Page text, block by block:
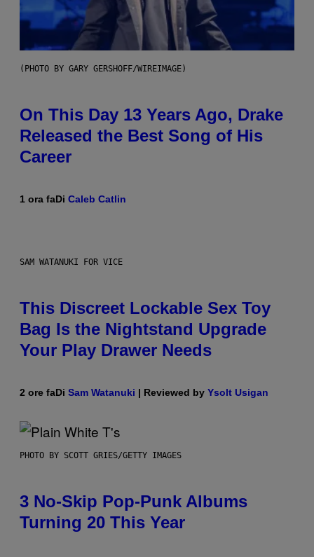
(PHOTO BY GARY GERSHOFF/WIREIMAGE)
On This Day 13 Years Ago, Drake
Released the Best Song of His
Career
1 ora faDi Caleb Catlin
SAM WATANUKI FOR VICE
This Discreet Lockable Sex Toy
Bag Is the Nightstand Upgrade
Your Play Drawer Needs
2 ore faDi Sam Watanuki | Reviewed by Ysolt Usigan
PHOTO BY SCOTT GRIES/GETTY IMAGES
3 No-Skip Pop-Punk Albums
Turning 20 This Year